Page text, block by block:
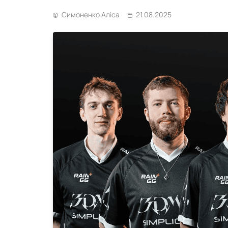
Симоненко Аліса 21.08.2025
NAVI попрощалися
MY Mobile Legends
21.07.2026